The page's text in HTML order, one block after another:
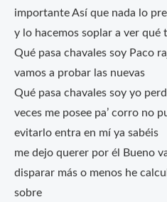
importante Así que nada lo
y lo hacemos soplar a ver qué
Qué pasa chavales soy Paco
vamos a probar las nuevas
Qué pasa chavales soy yo
veces me posee pa’ corro no
evitarlo entra en mí ya sabéis
me dejo querer por él Bueno
disparar más o menos he
sobre